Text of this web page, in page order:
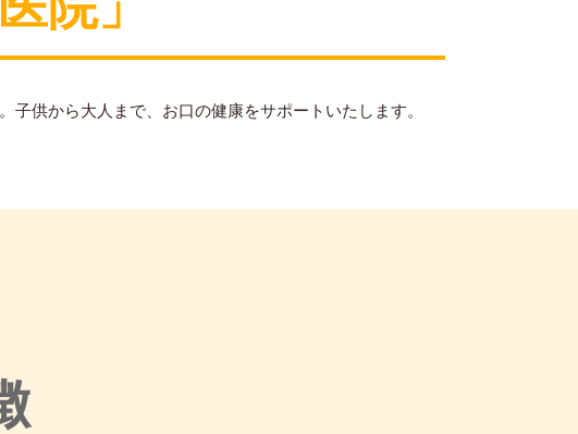
供から大人まで、お口の健康をサポートいたします。